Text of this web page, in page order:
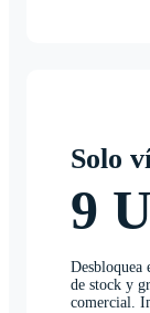
Solo
9
Desbloquea
de stock y
comercial.